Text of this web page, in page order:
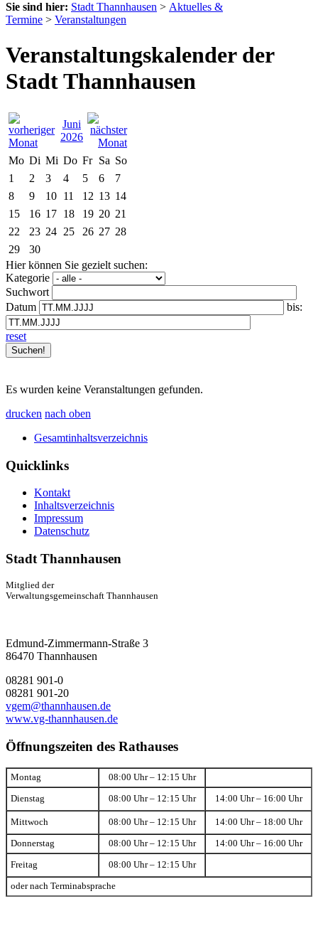
Sie sind hier: Stadt Thannhausen > Aktuelles &
Termine > Veranstaltungen
Veranstaltungskalender der
Stadt Thannhausen
Juni
2026
Mo Di Mi Do Fr Sa So
1
2 3 4 5 6
7
8
9 10 11 12 13 14
15
16 17 18 19 20 21
22
23 24 25 26 27 28
29
30
Hier können Sie gezielt suchen:
Kategorie
Suchwort
Datum
bis:
reset
Es wurden keine Veranstaltungen gefunden.
drucken nach oben
Gesamtinhaltsverzeichnis
Quicklinks
Kontakt
Inhaltsverzeichnis
Impressum
Datenschutz
Stadt Thannhausen
Mitglied der
Verwaltungsgemeinschaft Thannhausen
Edmund-Zimmermann-Straße 3
86470 Thannhausen
08281 901-0
08281 901-20
vgem@thannhausen.de
www.vg-thannhausen.de
Öffnungszeiten des Rathauses
Montag 08:00 Uhr – 12:15 Uhr
Dienstag 08:00 Uhr – 12:15 Uhr 14:00 Uhr – 16:00 Uhr
Mittwoch 08:00 Uhr – 12:15 Uhr 14:00 Uhr – 18:00 Uhr
Donnerstag 08:00 Uhr – 12:15 Uhr 14:00 Uhr – 16:00 Uhr
Freitag 08:00 Uhr – 12:15 Uhr
oder nach Terminabsprache